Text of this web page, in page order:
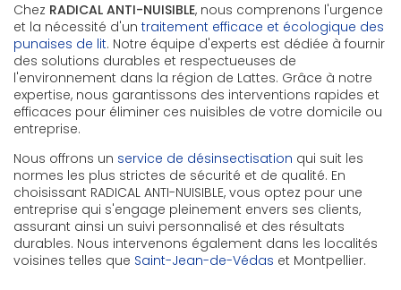
Chez RADICAL ANTI-NUISIBLE, nous comprenons l'urgence
et la nécessité d'un traitement efficace et écologique des
punaises de lit. Notre équipe d'experts est dédiée à fournir
des solutions durables et respectueuses de
l'environnement dans la région de Lattes. Grâce à notre
expertise, nous garantissons des interventions rapides et
efficaces pour éliminer ces nuisibles de votre domicile ou
entreprise.
Nous offrons un service de désinsectisation qui suit les
normes les plus strictes de sécurité et de qualité. En
choisissant RADICAL ANTI-NUISIBLE, vous optez pour une
entreprise qui s'engage pleinement envers ses clients,
assurant ainsi un suivi personnalisé et des résultats
durables. Nous intervenons également dans les localités
voisines telles que Saint-Jean-de-Védas et Montpellier.